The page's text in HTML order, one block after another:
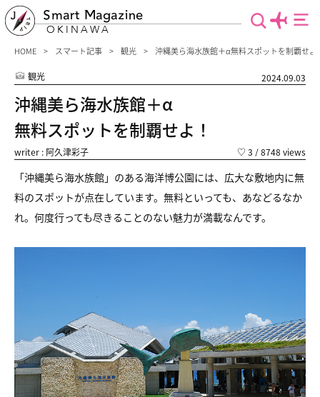
Smart Magazine
OKINAWA
HOME スマート記事 観光 沖縄美ら海水族館＋α無料スポットを制覇せよ
観光 2024.09.03
沖縄美ら海水族館＋α
無料スポットを制覇せよ！
writer : 阿久津彩子 ♡ 3 / 8748 views
「沖縄美ら海水族館」のある海洋博公園には、 広大な敷地内に無
料のスポットが点在しています。 無料といっても、あなどるなか
れ。 何度行っても尽きることのない魅力が満載なんです。